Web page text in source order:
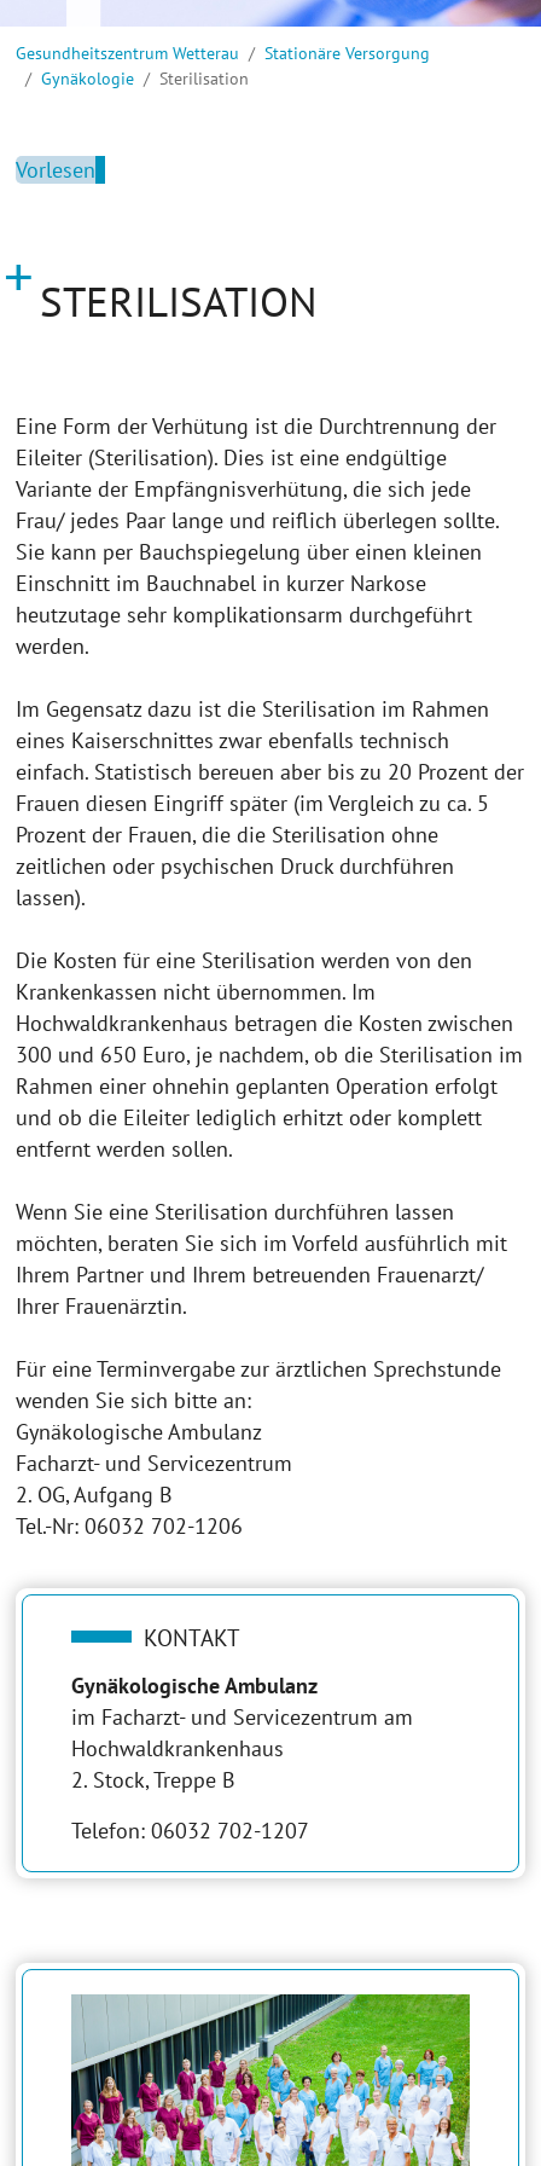
Gesundheitszentrum Wetterau
Stationäre Versorgung
Gynäkologie
Sterilisation
Vorlesen
STERILISATION
Eine Form der Verhütung ist die Durchtrennung der
Eileiter (Sterilisation). Dies ist eine endgültige
Variante der Empfängnisverhütung, die sich jede
Frau/ jedes Paar lange und reiflich überlegen sollte.
Sie kann per Bauchspiegelung über einen kleinen
Einschnitt im Bauchnabel in kurzer Narkose
heutzutage sehr komplikationsarm durchgeführt
werden.
Im Gegensatz dazu ist die Sterilisation im Rahmen
eines Kaiserschnittes zwar ebenfalls technisch
einfach. Statistisch bereuen aber bis zu 20 Prozent der
Frauen diesen Eingriff später (im Vergleich zu ca. 5
Prozent der Frauen, die die Sterilisation ohne
zeitlichen oder psychischen Druck durchführen
lassen).
Die Kosten für eine Sterilisation werden von den
Krankenkassen nicht übernommen. Im
Hochwaldkrankenhaus betragen die Kosten zwischen
300 und 650 Euro, je nachdem, ob die Sterilisation im
Rahmen einer ohnehin geplanten Operation erfolgt
und ob die Eileiter lediglich erhitzt oder komplett
entfernt werden sollen.
Wenn Sie eine Sterilisation durchführen lassen
möchten, beraten Sie sich im Vorfeld ausführlich mit
Ihrem Partner und Ihrem betreuenden Frauenarzt/
Ihrer Frauenärztin.
Für eine Terminvergabe zur ärztlichen Sprechstunde
wenden Sie sich bitte an:
Gynäkologische Ambulanz
Facharzt- und Servicezentrum
2. OG, Aufgang B
Tel.-Nr: 06032 702-1206
KONTAKT
Gynäkologische Ambulanz
im Facharzt- und Servicezentrum am
Hochwaldkrankenhaus
2. Stock, Treppe B
Telefon: 06032 702-1207